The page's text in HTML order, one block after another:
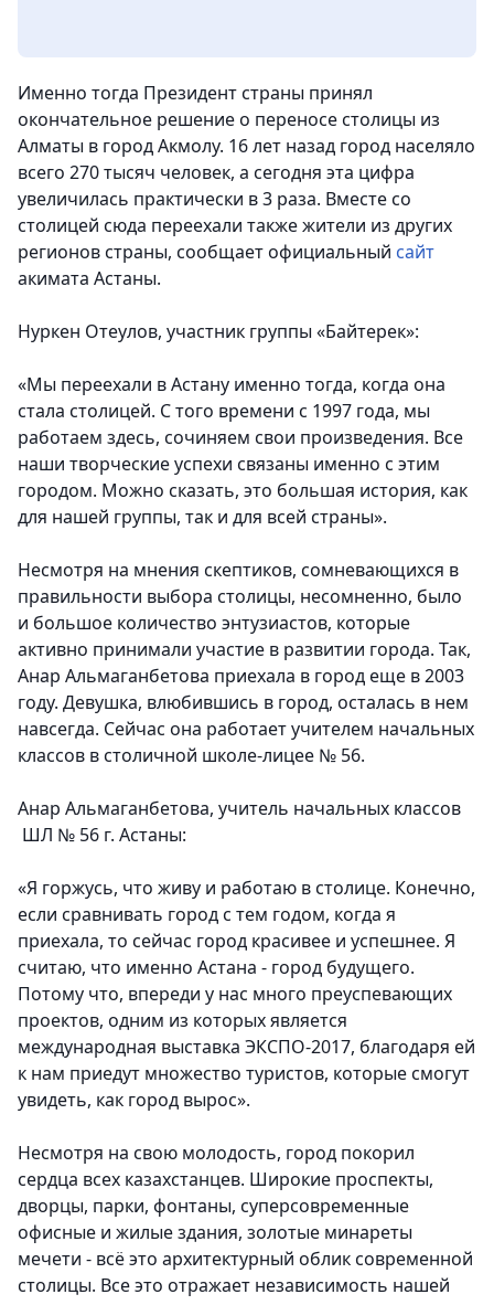
Именно тогда Президент страны принял
окончательное решение о переносе столицы из
Алматы в город Акмолу. 16 лет назад город населяло
всего 270 тысяч человек, а сегодня эта цифра
увеличилась практически в 3 раза. Вместе со
столицей сюда переехали также жители из других
регионов страны, сообщает официальный сайт
акимата Астаны.
Нуркен Отеулов, участник группы «Байтерек»:
«Мы переехали в Астану именно тогда, когда она
стала столицей. С того времени с 1997 года, мы
работаем здесь, сочиняем свои произведения. Все
наши творческие успехи связаны именно с этим
городом. Можно сказать, это большая история, как
для нашей группы, так и для всей страны».
Несмотря на мнения скептиков, сомневающихся в
правильности выбора столицы, несомненно, было
и большое количество энтузиастов, которые
активно принимали участие в развитии города. Так,
Анар Альмаганбетова приехала в город еще в 2003
году. Девушка, влюбившись в город, осталась в нем
навсегда. Сейчас она работает учителем начальных
классов в столичной школе-лицее № 56.
Анар Альмаганбетова, учитель начальных классов
ШЛ № 56 г. Астаны:
«Я горжусь, что живу и работаю в столице. Конечно,
если сравнивать город с тем годом, когда я
приехала, то сейчас город красивее и успешнее. Я
считаю, что именно Астана - город будущего.
Потому что, впереди у нас много преуспевающих
проектов, одним из которых является
международная выставка ЭКСПО-2017, благодаря ей
к нам приедут множество туристов, которые смогут
увидеть, как город вырос».
Несмотря на свою молодость, город покорил
сердца всех казахстанцев. Широкие проспекты,
дворцы, парки, фонтаны, суперсовременные
офисные и жилые здания, золотые минареты
мечети - всё это архитектурный облик современной
столицы. Все это отражает независимость нашей